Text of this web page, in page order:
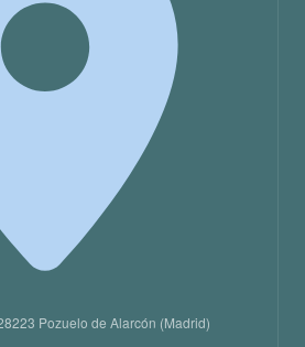
Pozuelo de Alarcón (Madrid)